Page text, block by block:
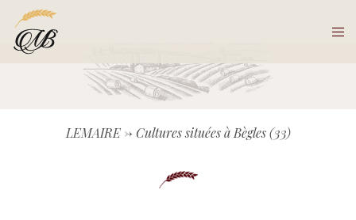
LEMAIRE -> Cultures situées à Bègles (33)